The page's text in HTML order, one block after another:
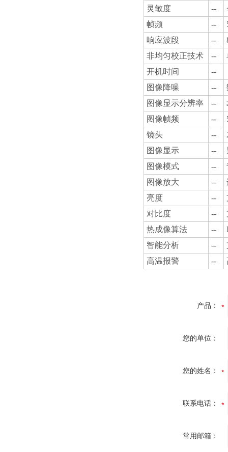
灵敏度 --
帧频
--
响应波段
--
非均匀校正技术
--
开机时间
--
图像降噪
--
图像显示分辨率
--
图像帧频
--
镜头
--
图像显示
--
图像模式
--
图像放大
--
亮度
--
对比度
--
热成像算法
--
智能分析
--
高温报警
--
产品：
您的单位：
您的姓名：
联系电话：
常用邮箱：